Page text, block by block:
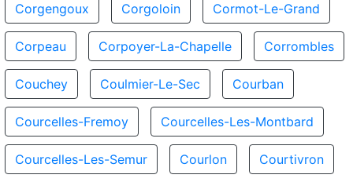
Corgengoux Corgoloin Cormot-Le-Grand
Corpeau Corpoyer-La-Chapelle Corrombles
Couchey Coulmier-Le-Sec Courban
Courcelles-Fremoy Courcelles-Les-Montbard
Courcelles-Les-Semur Courlon Courtivron